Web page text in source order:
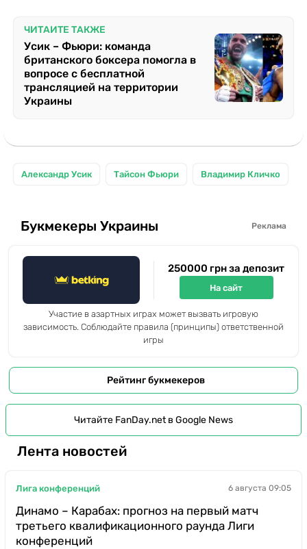
ЧИТАЙТЕ ТАКЖЕ
Усик – Фьюри: команда
британского боксера помогла в
вопросе с бесплатной
трансляцией на территории
Украины
Александр Усик Тайсон Фьюри Владимир Кличко
Букмекеры Украины Реклама
250000 грн за депозит
На сайт
Участие в азартных играх может вызвать игровую
зависимость. Соблюдайте правила (принципы) ответственной
игры
Рейтинг букмекеров
Читайте FanDay.net в Google News
Лента новостей
Лига конференций 6 августа 09:05
Динамо – Карабах: прогноз на первый матч
третьего квалификационного раунда Лиги
конференций